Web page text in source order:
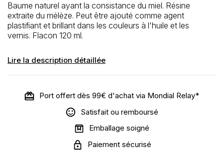
Baume naturel ayant la consistance du miel. Résine
extraite du mélèze. Peut être ajouté comme agent
plastifiant et brillant dans les couleurs à l'huile et les
vernis. Flacon 120 ml.
Lire la description détaillée
Port offert dès 99€ d'achat via Mondial Relay*
Satisfait ou remboursé
Emballage soigné
Paiement sécurisé